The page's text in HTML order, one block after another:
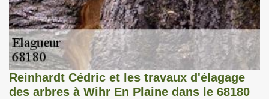
Reinhardt Cédric et les travaux d'élagage
des arbres à Wihr En Plaine dans le 68180